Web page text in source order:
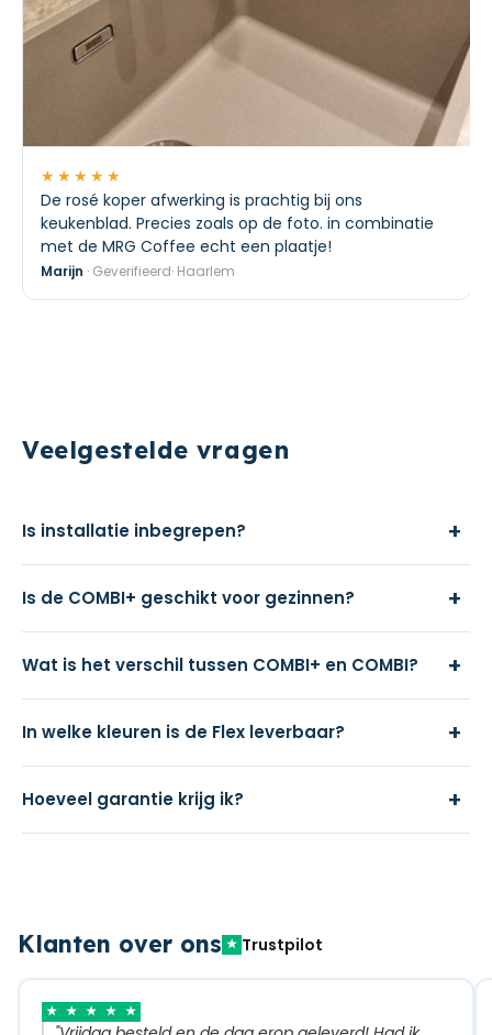
★★★★★
De rosé koper afwerking is prachtig bij ons
keukenblad. Precies zoals op de foto. in combinatie
met de MRG Coffee echt een plaatje!
Marijn · Geverifieerd· Haarlem
Veelgestelde vragen
Is installatie inbegrepen? +
Is de COMBI+ geschikt voor gezinnen? +
Wat is het verschil tussen COMBI+ en COMBI? +
In welke kleuren is de Flex leverbaar? +
Hoeveel garantie krijg ik? +
Klanten over ons ★ Trustpilot
★ ★ ★ ★ ★